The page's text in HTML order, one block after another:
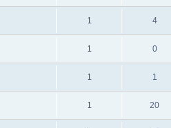
1 4
1 0
1 1
1 20